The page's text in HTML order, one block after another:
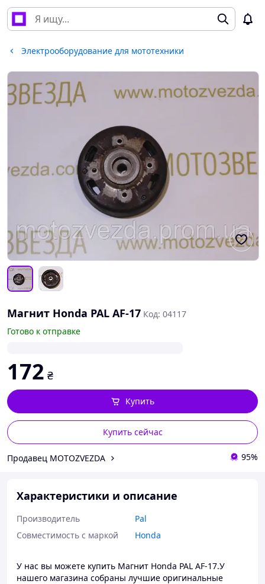
Электрооборудование для мототехники
Магнит Honda PAL AF-17 Код: 04117
Готово к отправке
172 ₴
Купить сейчас
Купить
Продавец MOTOZVEZDA 95%
Характеристики и описание
Производитель
Pal
Совместимость с маркой
Honda
У нас вы можете купить Магнит Honda PAL AF-17.У
нашего магазина собраны лучшие оригинальные